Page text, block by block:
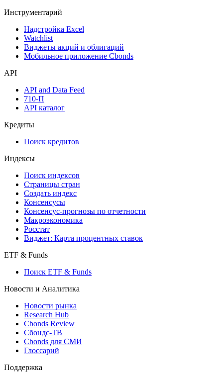
Инструментарий
Надстройка Excel
Watchlist
Виджеты акций и облигаций
Мобильное приложение Cbonds
API
API and Data Feed
710-П
API каталог
Кредиты
Поиск кредитов
Индексы
Поиск индексов
Страницы стран
Создать индекс
Консенсусы
Консенсус-прогнозы по отчетности
Макроэкономика
Росстат
Виджет: Карта процентных ставок
ETF & Funds
Поиск ETF & Funds
Новости и Аналитика
Новости рынка
Research Hub
Cbonds Review
Сбондс-ТВ
Cbonds для СМИ
Глоссарий
Поддержка